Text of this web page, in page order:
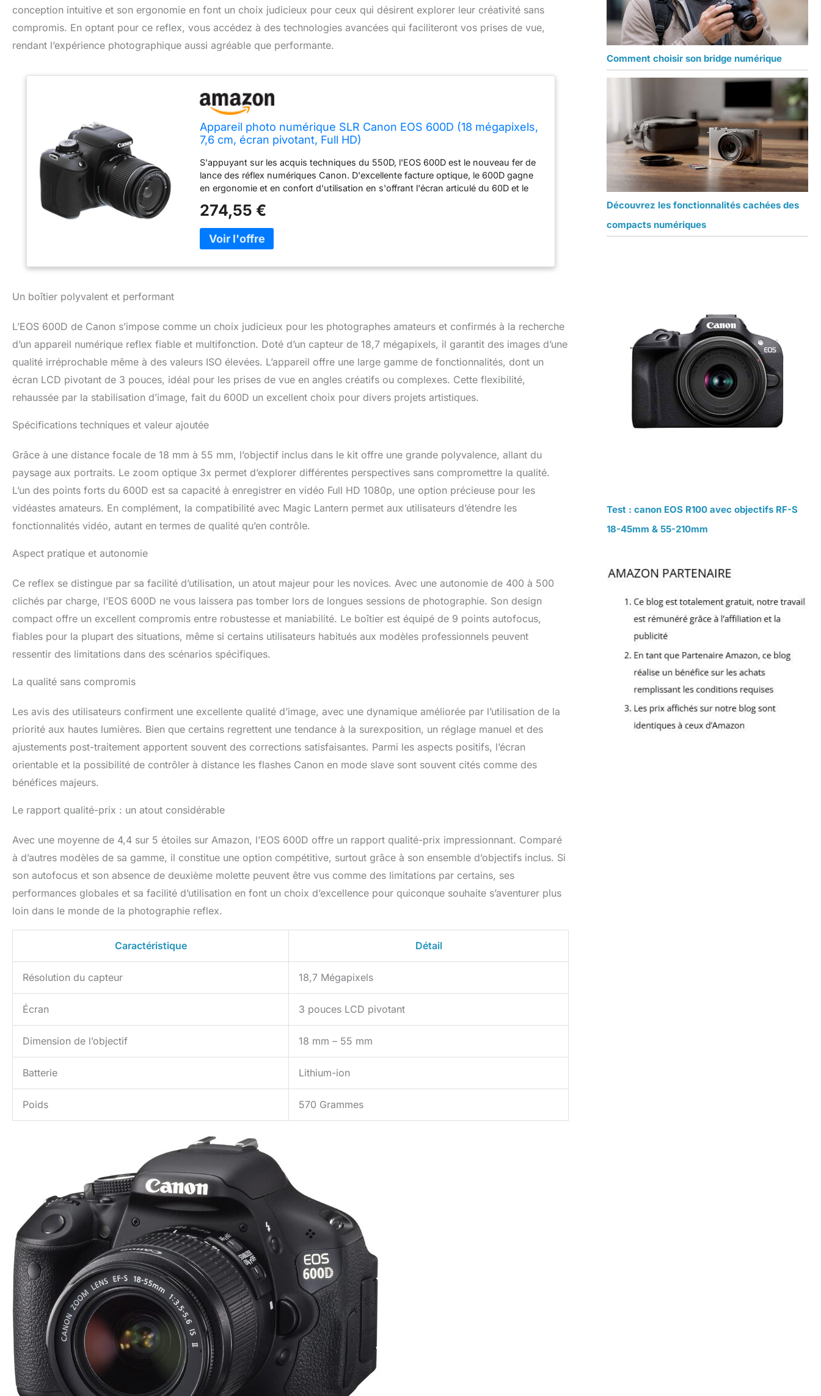
conception intuitive et son ergonomie en font un choix judicieux pour ceux qui désirent explorer leur créativité sans
compromis. En optant pour ce reflex, vous accédez à des technologies avancées qui faciliteront vos prises de vue,
rendant l’expérience photographique aussi agréable que performante.
Appareil photo numérique SLR Canon EOS 600D (18 mégapixels,
7,6 cm, écran pivotant, Full HD)
S'appuyant sur les acquis techniques du 550D, l'EOS 600D est le nouveau fer de
lance des réflex numériques Canon. D'excellente facture optique, le 600D gagne
en ergonomie et en confort d'utilisation en s'offrant l'écran articulé du 60D et le
reprend à son compte les principaux atouts de ses prédécesseurs, et c'est là sa
force, son intérêt. Une puissante combinaison qui mérite toute notre attention
!Lan...
274,55 €
Un boîtier polyvalent et performant
L’EOS 600D de Canon s’impose comme un choix judicieux pour les photographes amateurs et confirmés à la recherche
d’un appareil numérique reflex fiable et multifonction. Doté d’un capteur de 18,7 mégapixels, il garantit des images d’une
qualité irréprochable même à des valeurs ISO élevées. L’appareil offre une large gamme de fonctionnalités, dont un
écran LCD pivotant de 3 pouces, idéal pour les prises de vue en angles créatifs ou complexes. Cette flexibilité,
rehaussée par la stabilisation d’image, fait du 600D un excellent choix pour divers projets artistiques.
Spécifications techniques et valeur ajoutée
Grâce à une distance focale de 18 mm à 55 mm, l’objectif inclus dans le kit offre une grande polyvalence, allant du
paysage aux portraits. Le zoom optique 3x permet d’explorer différentes perspectives sans compromettre la qualité.
L’un des points forts du 600D est sa capacité à enregistrer en vidéo Full HD 1080p, une option précieuse pour les
vidéastes amateurs. En complément, la compatibilité avec Magic Lantern permet aux utilisateurs d’étendre les
fonctionnalités vidéo, autant en termes de qualité qu’en contrôle.
Aspect pratique et autonomie
Ce reflex se distingue par sa facilité d’utilisation, un atout majeur pour les novices. Avec une autonomie de 400 à 500
clichés par charge, l’EOS 600D ne vous laissera pas tomber lors de longues sessions de photographie. Son design
compact offre un excellent compromis entre robustesse et maniabilité. Le boîtier est équipé de 9 points autofocus,
fiables pour la plupart des situations, même si certains utilisateurs habitués aux modèles professionnels peuvent
ressentir des limitations dans des scénarios spécifiques.
La qualité sans compromis
Les avis des utilisateurs confirment une excellente qualité d’image, avec une dynamique améliorée par l’utilisation de la
priorité aux hautes lumières. Bien que certains regrettent une tendance à la surexposition, un réglage manuel et des
ajustements post-traitement apportent souvent des corrections satisfaisantes. Parmi les aspects positifs, l’écran
orientable et la possibilité de contrôler à distance les flashes Canon en mode slave sont souvent cités comme des
bénéfices majeurs.
Le rapport qualité-prix : un atout considérable
Avec une moyenne de 4,4 sur 5 étoiles sur Amazon, l’EOS 600D offre un rapport qualité-prix impressionnant. Comparé
à d’autres modèles de sa gamme, il constitue une option compétitive, surtout grâce à son ensemble d’objectifs inclus. Si
son autofocus et son absence de deuxième molette peuvent être vus comme des limitations par certains, ses
performances globales et sa facilité d’utilisation en font un choix d’excellence pour quiconque souhaite s’aventurer plus
loin dans le monde de la photographie reflex.
Caractéristique Détail
Résolution du capteur 18,7 Mégapixels
Écran 3 pouces LCD pivotant
Dimension de l’objectif 18 mm – 55 mm
Batterie Lithium-ion
Poids 570 Grammes
Comment choisir son bridge numérique
Découvrez les fonctionnalités cachées des
compacts numériques
Test : canon EOS R100 avec objectifs RF-S
18-45mm & 55-210mm